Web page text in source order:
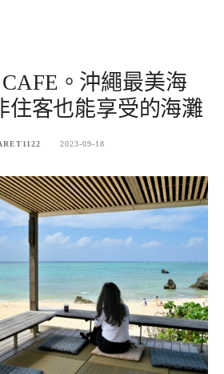
。沖繩最美海
住客也能享受的海灘
2023-09-18